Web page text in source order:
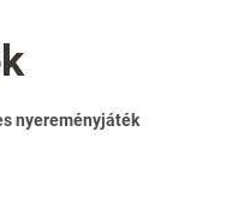
nyereményjáték